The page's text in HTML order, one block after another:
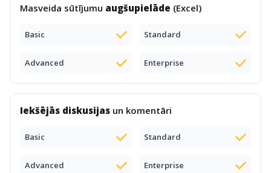
Masveida sūtījumu augšupielāde (Excel)
Basic Standard
Advanced Enterprise
Iekšējās diskusijas un komentāri
Basic Standard
Advanced Enterprise